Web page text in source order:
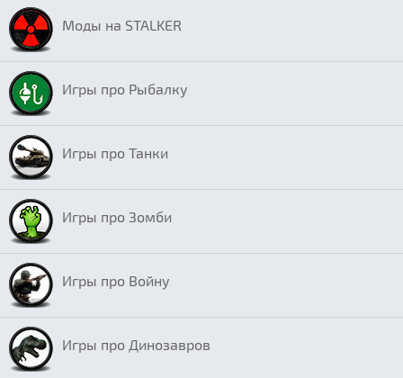
Моды на STALKER
Игры про Рыбалку
Игры про Танки
Игры про Зомби
Игры про Войну
Игры про Динозавров